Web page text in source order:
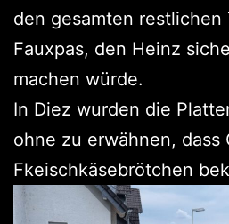
den gesamten restlichen
Fauxpas, den Heinz
machen würde.
In Diez wurden die
ohne zu erwähnen, dass
Fkeischkäsebrötchen